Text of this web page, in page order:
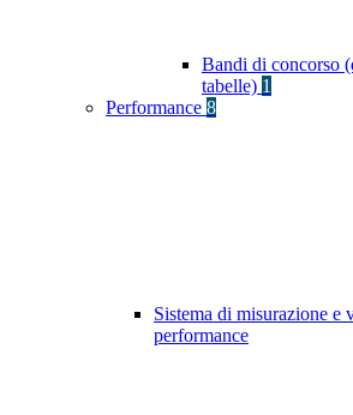
Bandi di concorso
tabelle) 1
Performance 8
Sistema di misurazione e
performance